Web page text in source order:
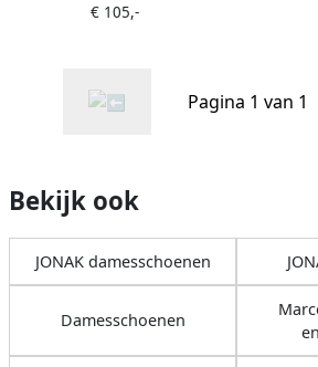
€ 105,-
Pagina 1 van 1
Bekijk ook
JONAK damesschoenen
Damesschoenen